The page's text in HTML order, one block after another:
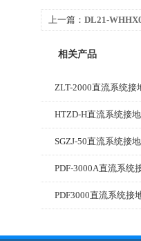
上一篇： DL21-
相关产品
ZLT-2000直流系统接
HTZD-H直流系统接
SGZJ-50直流系统接
PDF-3000A直流系统
PDF3000直流系统接